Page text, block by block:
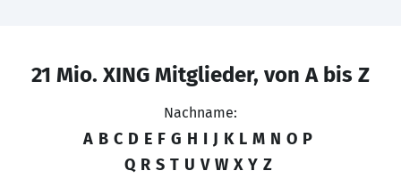
21 Mio. XING Mitglieder, von A bis Z
Nachname:
A B C D E F G H I J K L M N O P
Q R S T U V W X Y Z